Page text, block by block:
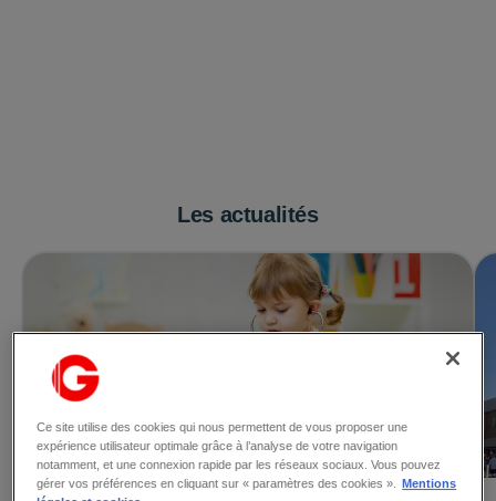
Les actualités
Ce site utilise des cookies qui nous permettent de vous proposer une
expérience utilisateur optimale grâce à l’analyse de votre navigation
notamment, et une connexion rapide par les réseaux sociaux. Vous pouvez
gérer vos préférences en cliquant sur « paramètres des cookies ».
Mentions